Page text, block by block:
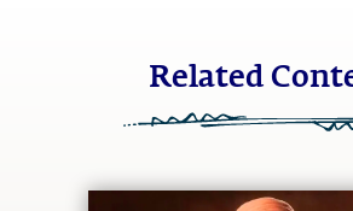
Related